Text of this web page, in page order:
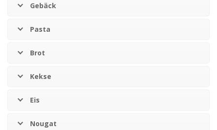
Gebäck
Pasta
Brot
Kekse
Eis
Nougat